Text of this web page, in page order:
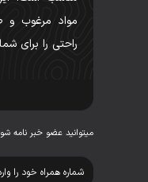
مواد مرغوب و
راحتی را برای
میتوانید عضو خبر نامه